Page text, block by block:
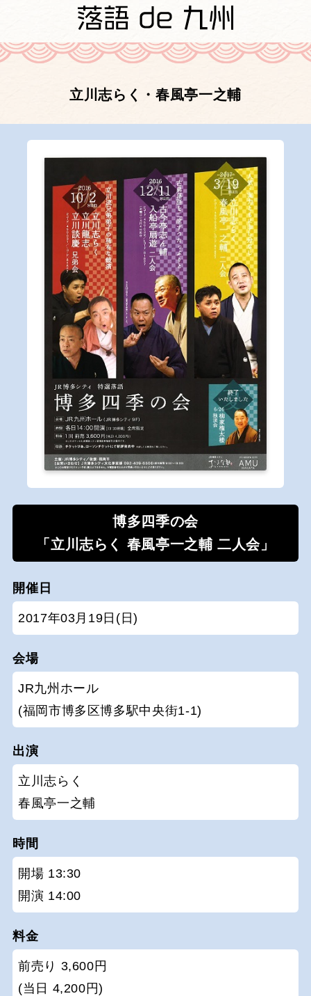
立川志らく・春風亭一之輔
博多四季の会
「立川志らく 春風亭一之輔 二人会」
開催日
2017年03月19日(日)
会場
JR九州ホール
(福岡市博多区博多駅中央街1-1)
出演
立川志らく
春風亭一之輔
時間
開場 13:30
開演 14:00
料金
前売り 3,600円
(当日 4,200円)